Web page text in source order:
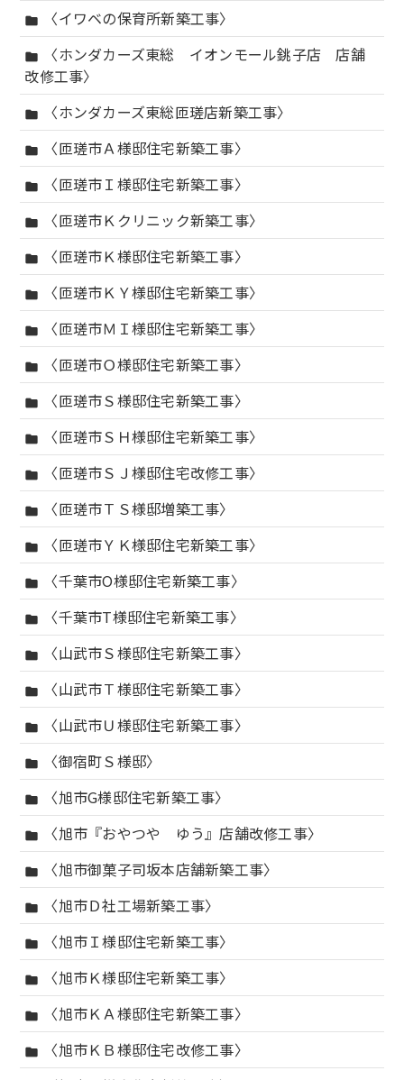
folder 〈イワベの保育所新築工事〉
folder
〈ホンダカーズ東総 イオンモール銚子店 店舗
改修工事〉
folder 〈ホンダカーズ東総匝瑳店新築工事〉
folder 〈匝瑳市Ａ様邸住宅新築工事〉
folder 〈匝瑳市Ｉ様邸住宅新築工事〉
folder 〈匝瑳市Ｋクリニック新築工事〉
folder 〈匝瑳市Ｋ様邸住宅新築工事〉
folder 〈匝瑳市ＫＹ様邸住宅新築工事〉
folder 〈匝瑳市ＭＩ様邸住宅新築工事〉
folder 〈匝瑳市Ｏ様邸住宅新築工事〉
folder 〈匝瑳市Ｓ様邸住宅新築工事〉
folder 〈匝瑳市ＳＨ様邸住宅新築工事〉
folder 〈匝瑳市ＳＪ様邸住宅改修工事〉
folder 〈匝瑳市ＴＳ様邸増築工事〉
folder 〈匝瑳市ＹＫ様邸住宅新築工事〉
folder 〈千葉市O様邸住宅新築工事〉
folder 〈千葉市T様邸住宅新築工事〉
folder 〈山武市Ｓ様邸住宅新築工事〉
folder 〈山武市Ｔ様邸住宅新築工事〉
folder 〈山武市Ｕ様邸住宅新築工事〉
folder 〈御宿町Ｓ様邸〉
folder 〈旭市G様邸住宅新築工事〉
folder 〈旭市『おやつや ゆう』店舗改修工事〉
folder 〈旭市御菓子司坂本店舗新築工事〉
folder 〈旭市Ｄ社工場新築工事〉
folder 〈旭市Ｉ様邸住宅新築工事〉
folder 〈旭市Ｋ様邸住宅新築工事〉
folder 〈旭市ＫＡ様邸住宅新築工事〉
folder
〈旭市ＫＢ様邸住宅改修工事〉